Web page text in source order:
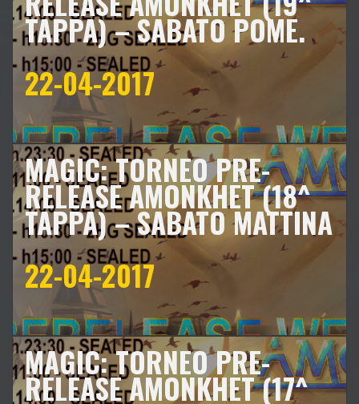
TAPPA) – SABATO POME.
22-04-2017
MAGIC: TORNEO PRE-
RELEASE AMONKHET (18^
TAPPA) – SABATO MATTINA
22-04-2017
MAGIC: TORNEO PRE-
RELEASE AMONKHET (17^